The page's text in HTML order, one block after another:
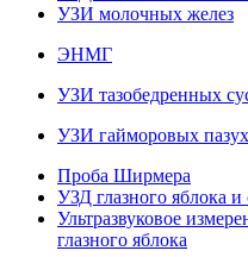
УЗИ молочных желез
ЭНМГ
УЗИ тазобедренных
УЗИ гайморовых
Проба Ширмера
УЗД глазного яблока
Ультразвуковое
глазного яблока